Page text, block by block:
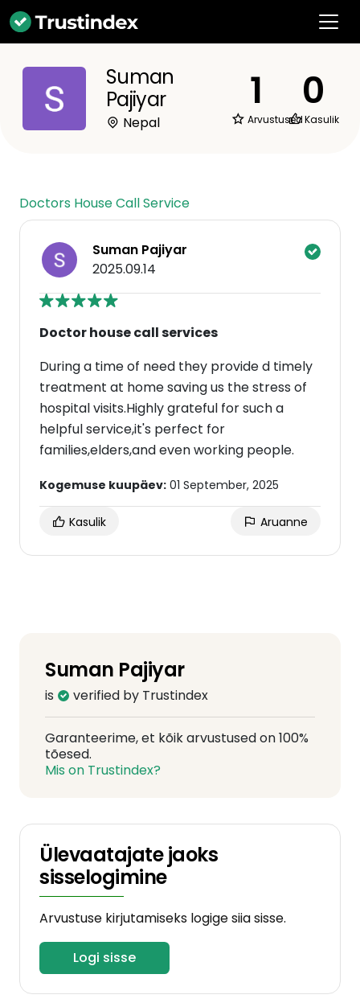
Suman
Pajiyar
Nepal
1
Arvustused
0
Kasulik
Doctors House Call Service
Suman Pajiyar
2025.09.14
Doctor house call services
During a time of need they provide d timely
treatment at home saving us the stress of
hospital visits.Highly grateful for such a
helpful service,it's perfect for
families,elders,and even working people.
Kogemuse kuupäev: 01 September, 2025
Kasulik Aruanne
Suman Pajiyar
is verified by Trustindex
Garanteerime, et kõik arvustused on 100%
tõesed.
Mis on Trustindex?
Ülevaatajate jaoks
sisselogimine
Arvustuse kirjutamiseks logige siia sisse.
Logi sisse